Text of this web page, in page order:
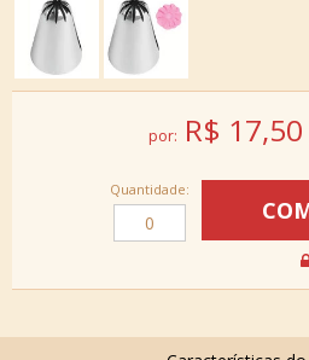
por: R$ 17,50
Quantidade: